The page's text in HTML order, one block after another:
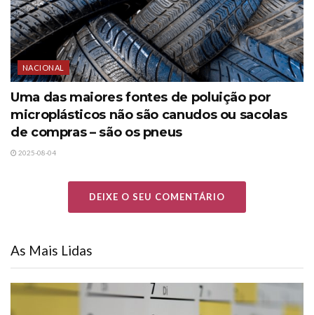
NACIONAL
Uma das maiores fontes de poluição por
microplásticos não são canudos ou sacolas
de compras – são os pneus
2025-08-04
DEIXE O SEU COMENTÁRIO
As Mais Lidas